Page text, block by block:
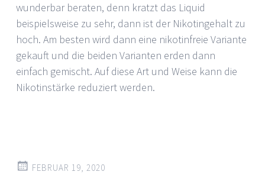
wunderbar beraten, denn kratzt das Liquid
beispielsweise zu sehr, dann ist der Nikotingehalt zu
hoch. Am besten wird dann eine nikotinfreie Variante
gekauft und die beiden Varianten erden dann
einfach gemischt. Auf diese Art und Weise kann die
Nikotinstärke reduziert werden.
FEBRUAR 19, 2020